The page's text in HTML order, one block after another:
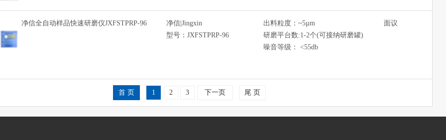
净信全自动样品快速研磨仪JXFSTPRP-96
净信|Jingxin
型号：JXFSTPRP-96
出料粒度：~5µm
研磨平台数:1-2个(可接纳研磨罐)
噪音等级： <55db
面议
首 页 1 2 3 下一页 尾 页